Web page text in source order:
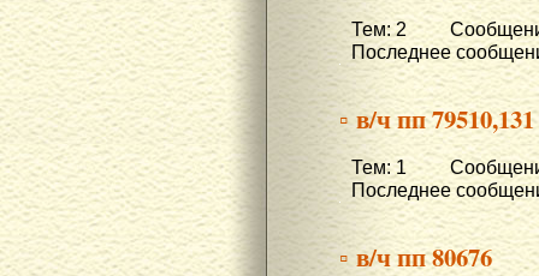
Тем: 2
Последнее
▫ в/ч пп
Тем: 1
Последнее
▫ в/ч пп 80676